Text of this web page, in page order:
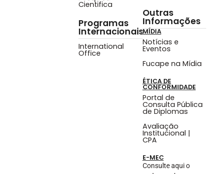
Cientifica
Programas
Internacionais
International
Office
Outras
Informações
MÍDIA
Notícias e
Eventos
Fucape na Mídia
ÉTICA DE
CONFORMIDADE
Portal de
Consulta Pública
de Diplomas
Avaliação
Institucional |
CPA
E-MEC
Consulte aqui o